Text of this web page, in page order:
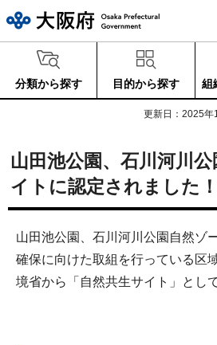
分類から探す 目的から探す 組
更新日：2025年
山田池公園、石川河川
イトに認定されました！
山田池公園、石川河川公園自然ゾ
確保に向けた取組を行っている区
境省から「自然共生サイト」とし